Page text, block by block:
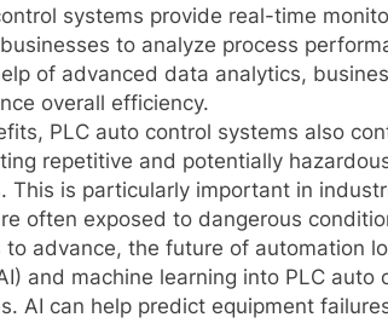
systems provide real-time
to analyze process
of advanced data analytics,
overall efficiency.
PLC auto control systems also
repetitive and potentially
This is particularly important in
often exposed to dangerous
advance, the future of automation
and machine learning into PLC
AI can help predict equipment